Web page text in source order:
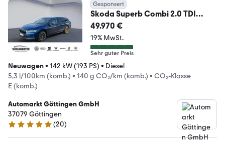
Gesponsert
Skoda Superb Combi 2.0 TDI
142kW L&K 4X4
49.970 €
19% MwSt.
Sehr guter Preis
Neuwagen• 142 kW (193 PS) • Diesel
5,3 l/100km (komb.) • 140 g CO₂/km (komb.) • CO₂-Klasse
E (komb.)
Automarkt Göttingen GmbH
37079 Göttingen
5 Sterne
(20)